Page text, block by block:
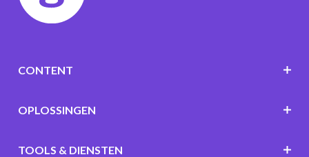
CONTENT
OPLOSSINGEN
TOOLS & DIENSTEN